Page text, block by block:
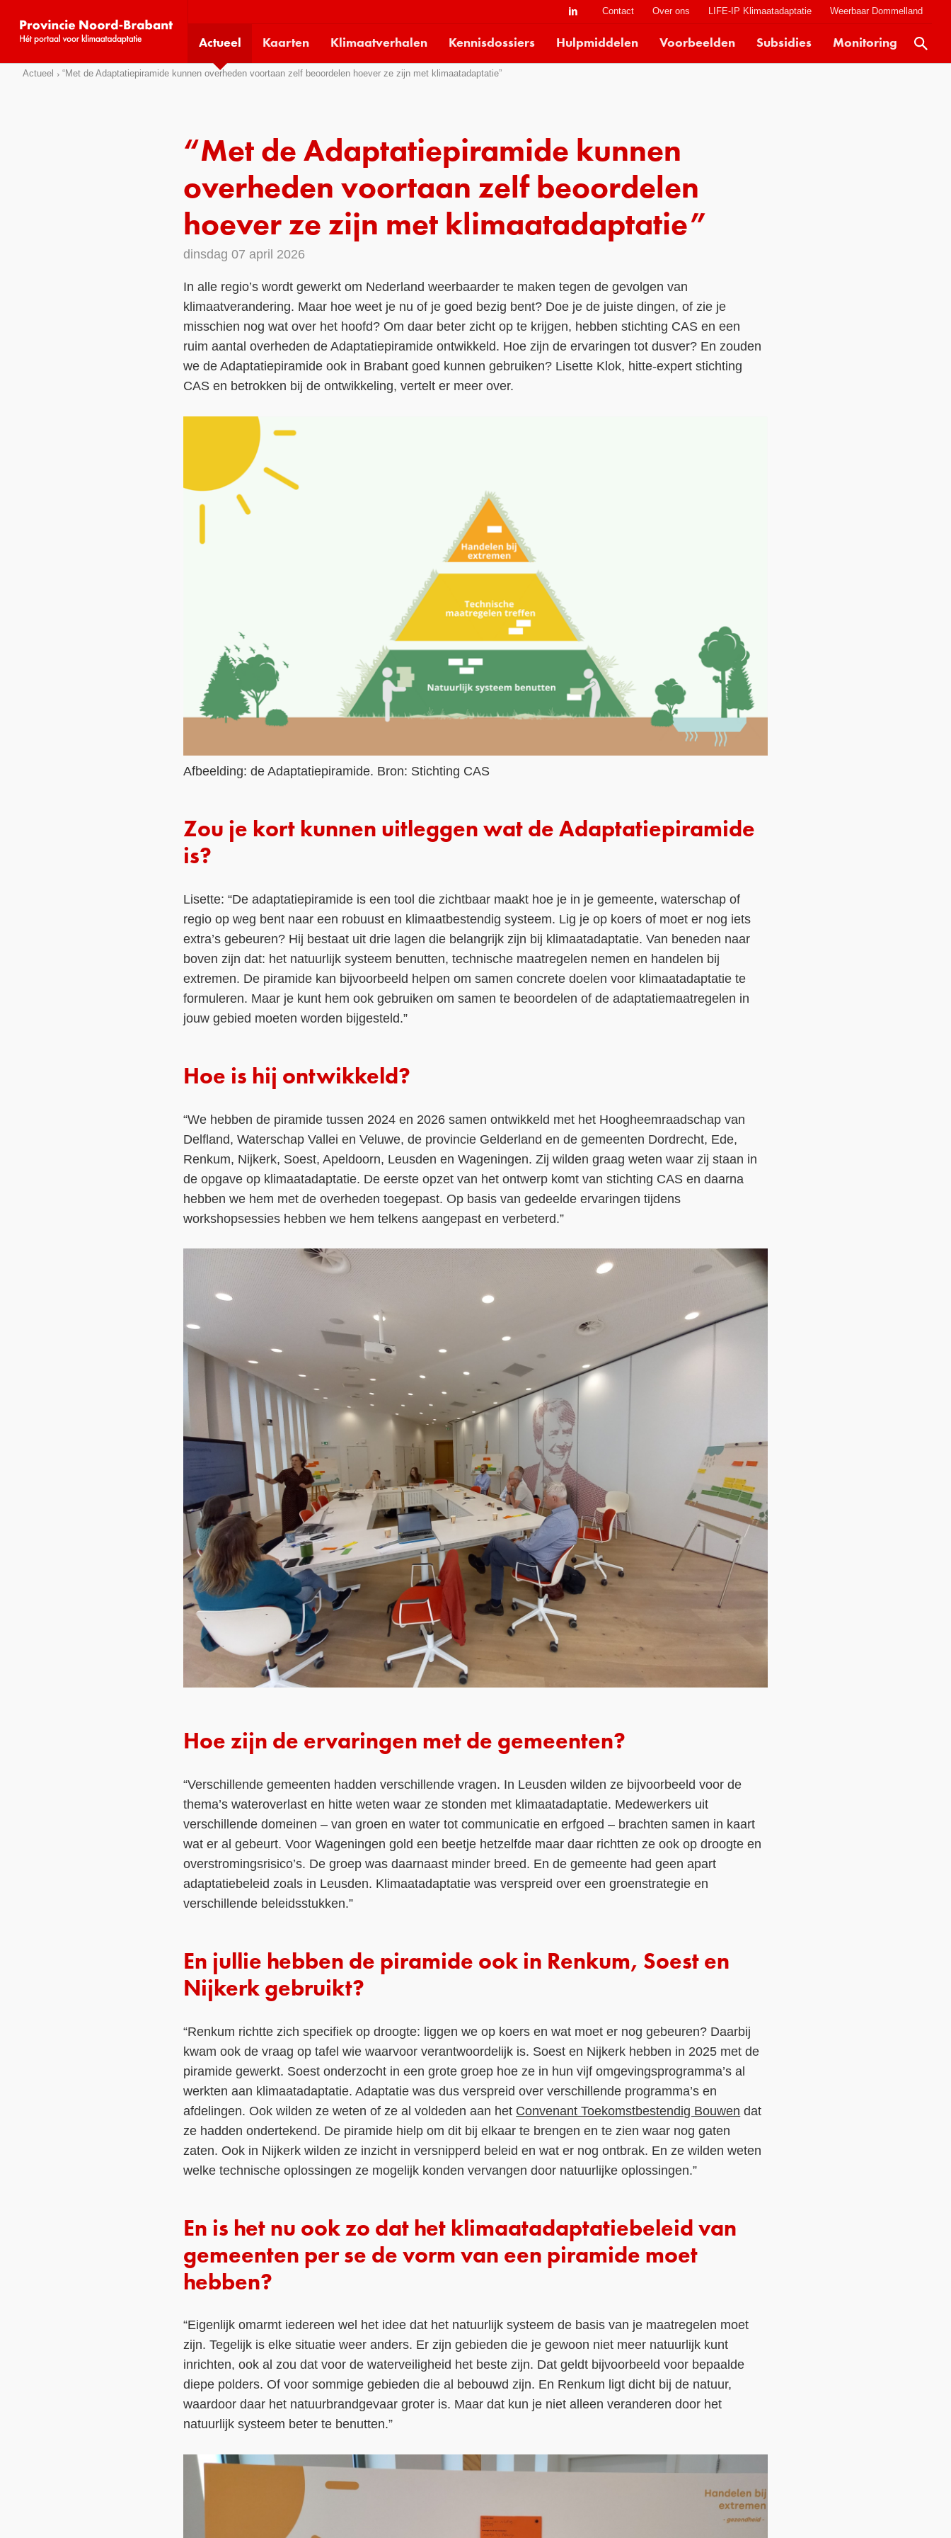
social
media
pages:
Contact Over ons LIFE-IP Klimaatadaptatie Weerbaar Dommelland
Actueel Kaarten Klimaatverhalen Kennisdossiers Hulpmiddelen Voorbeelden Subsidies Monitoring
Actueel “Met de Adaptatiepiramide kunnen overheden voortaan zelf beoordelen hoever ze zijn met klimaatadaptatie”
“Met de Adaptatiepiramide kunnen
overheden voortaan zelf beoordelen
hoever ze zijn met klimaatadaptatie”
dinsdag 07 april 2026
In alle regio’s wordt gewerkt om Nederland weerbaarder te maken tegen de gevolgen van
klimaatverandering. Maar hoe weet je nu of je goed bezig bent? Doe je de juiste dingen, of zie je
misschien nog wat over het hoofd? Om daar beter zicht op te krijgen, hebben stichting CAS en een
ruim aantal overheden de Adaptatiepiramide ontwikkeld. Hoe zijn de ervaringen tot dusver? En zouden
we de Adaptatiepiramide ook in Brabant goed kunnen gebruiken? Lisette Klok, hitte-expert stichting
CAS en betrokken bij de ontwikkeling, vertelt er meer over.
Afbeelding: de Adaptatiepiramide. Bron: Stichting CAS
Zou je kort kunnen uitleggen wat de Adaptatiepiramide
is?
Lisette: “De adaptatiepiramide is een tool die zichtbaar maakt hoe je in je gemeente, waterschap of
regio op weg bent naar een robuust en klimaatbestendig systeem. Lig je op koers of moet er nog iets
extra’s gebeuren? Hij bestaat uit drie lagen die belangrijk zijn bij klimaatadaptatie. Van beneden naar
boven zijn dat: het natuurlijk systeem benutten, technische maatregelen nemen en handelen bij
extremen. De piramide kan bijvoorbeeld helpen om samen concrete doelen voor klimaatadaptatie te
formuleren. Maar je kunt hem ook gebruiken om samen te beoordelen of de adaptatiemaatregelen in
jouw gebied moeten worden bijgesteld.”
Hoe is hij ontwikkeld?
“We hebben de piramide tussen 2024 en 2026 samen ontwikkeld met het Hoogheemraadschap van
Delfland, Waterschap Vallei en Veluwe, de provincie Gelderland en de gemeenten Dordrecht, Ede,
Renkum, Nijkerk, Soest, Apeldoorn, Leusden en Wageningen. Zij wilden graag weten waar zij staan in
de opgave op klimaatadaptatie. De eerste opzet van het ontwerp komt van stichting CAS en daarna
hebben we hem met de overheden toegepast. Op basis van gedeelde ervaringen tijdens
workshopsessies hebben we hem telkens aangepast en verbeterd.”
Hoe zijn de ervaringen met de gemeenten?
“Verschillende gemeenten hadden verschillende vragen. In Leusden wilden ze bijvoorbeeld voor de
thema’s wateroverlast en hitte weten waar ze stonden met klimaatadaptatie. Medewerkers uit
verschillende domeinen – van groen en water tot communicatie en erfgoed – brachten samen in kaart
wat er al gebeurt. Voor Wageningen gold een beetje hetzelfde maar daar richtten ze ook op droogte en
overstromingsrisico’s. De groep was daarnaast minder breed. En de gemeente had geen apart
adaptatiebeleid zoals in Leusden. Klimaatadaptatie was verspreid over een groenstrategie en
verschillende beleidsstukken.”
En jullie hebben de piramide ook in Renkum, Soest en
Nijkerk gebruikt?
“Renkum richtte zich specifiek op droogte: liggen we op koers en wat moet er nog gebeuren? Daarbij
kwam ook de vraag op tafel wie waarvoor verantwoordelijk is. Soest en Nijkerk hebben in 2025 met de
piramide gewerkt. Soest onderzocht in een grote groep hoe ze in hun vijf omgevingsprogramma’s al
werkten aan klimaatadaptatie. Adaptatie was dus verspreid over verschillende programma’s en
afdelingen. Ook wilden ze weten of ze al voldeden aan het Convenant Toekomstbestendig Bouwen dat
ze hadden ondertekend. De piramide hielp om dit bij elkaar te brengen en te zien waar nog gaten
zaten. Ook in Nijkerk wilden ze inzicht in versnipperd beleid en wat er nog ontbrak. En ze wilden weten
welke technische oplossingen ze mogelijk konden vervangen door natuurlijke oplossingen.”
En is het nu ook zo dat het klimaatadaptatiebeleid van
gemeenten per se de vorm van een piramide moet
hebben?
“Eigenlijk omarmt iedereen wel het idee dat het natuurlijk systeem de basis van je maatregelen moet
zijn. Tegelijk is elke situatie weer anders. Er zijn gebieden die je gewoon niet meer natuurlijk kunt
inrichten, ook al zou dat voor de waterveiligheid het beste zijn. Dat geldt bijvoorbeeld voor bepaalde
diepe polders. Of voor sommige gebieden die al bebouwd zijn. En Renkum ligt dicht bij de natuur,
waardoor daar het natuurbrandgevaar groter is. Maar dat kun je niet alleen veranderen door het
natuurlijk systeem beter te benutten.”